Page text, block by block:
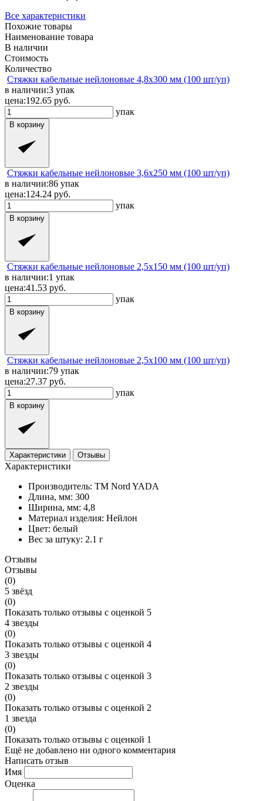
Все характеристики
Похожие товары
Наименование товара
В наличии
Стоимость
Количество
Стяжки кабельные нейлоновые 4,8x300 мм (100 шт/уп)
в наличии:3 упак
цена:192.65 руб.
упак
В корзину
Стяжки кабельные нейлоновые 3,6x250 мм (100 шт/уп)
в наличии:86 упак
цена:124.24 руб.
упак
В корзину
Стяжки кабельные нейлоновые 2,5x150 мм (100 шт/уп)
в наличии:1 упак
цена:41.53 руб.
упак
В корзину
Стяжки кабельные нейлоновые 2,5x100 мм (100 шт/уп)
в наличии:79 упак
цена:27.37 руб.
упак
В корзину
Характеристики Отзывы
Характеристики
Производитель: TM Nord YADA
Длина, мм: 300
Ширина, мм: 4,8
Материал изделия: Нейлон
Цвет: белый
Вес за штуку: 2.1 г
Отзывы
Отзывы
(0)
5 звёзд
(0)
Показать только отзывы с оценкой 5
4 звезды
(0)
Показать только отзывы с оценкой 4
3 звезды
(0)
Показать только отзывы с оценкой 3
2 звезды
(0)
Показать только отзывы с оценкой 2
1 звезда
(0)
Показать только отзывы с оценкой 1
Ещё не добавлено ни одного комментария
Написать отзыв
Имя
Оценка